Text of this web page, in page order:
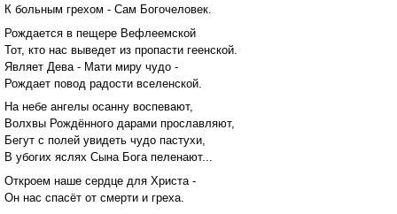
К больным грехом - Сам Богочеловек.
Рождается в пещере Вефлеемской
Тот, кто нас выведет из пропасти геенской.
Являет Дева - Мати миру чудо -
Рождает повод радости вселенской.
На небе ангелы осанну воспевают,
Волхвы Рождённого дарами прославляют,
Бегут с полей увидеть чудо пастухи,
В убогих яслях Сына Бога пеленают...
Откроем наше сердце для Христа -
Он нас спасёт от смерти и греха.